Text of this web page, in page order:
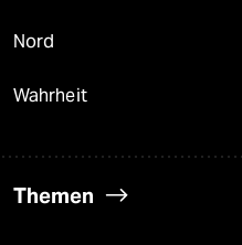
Nord
Wahrheit
Themen